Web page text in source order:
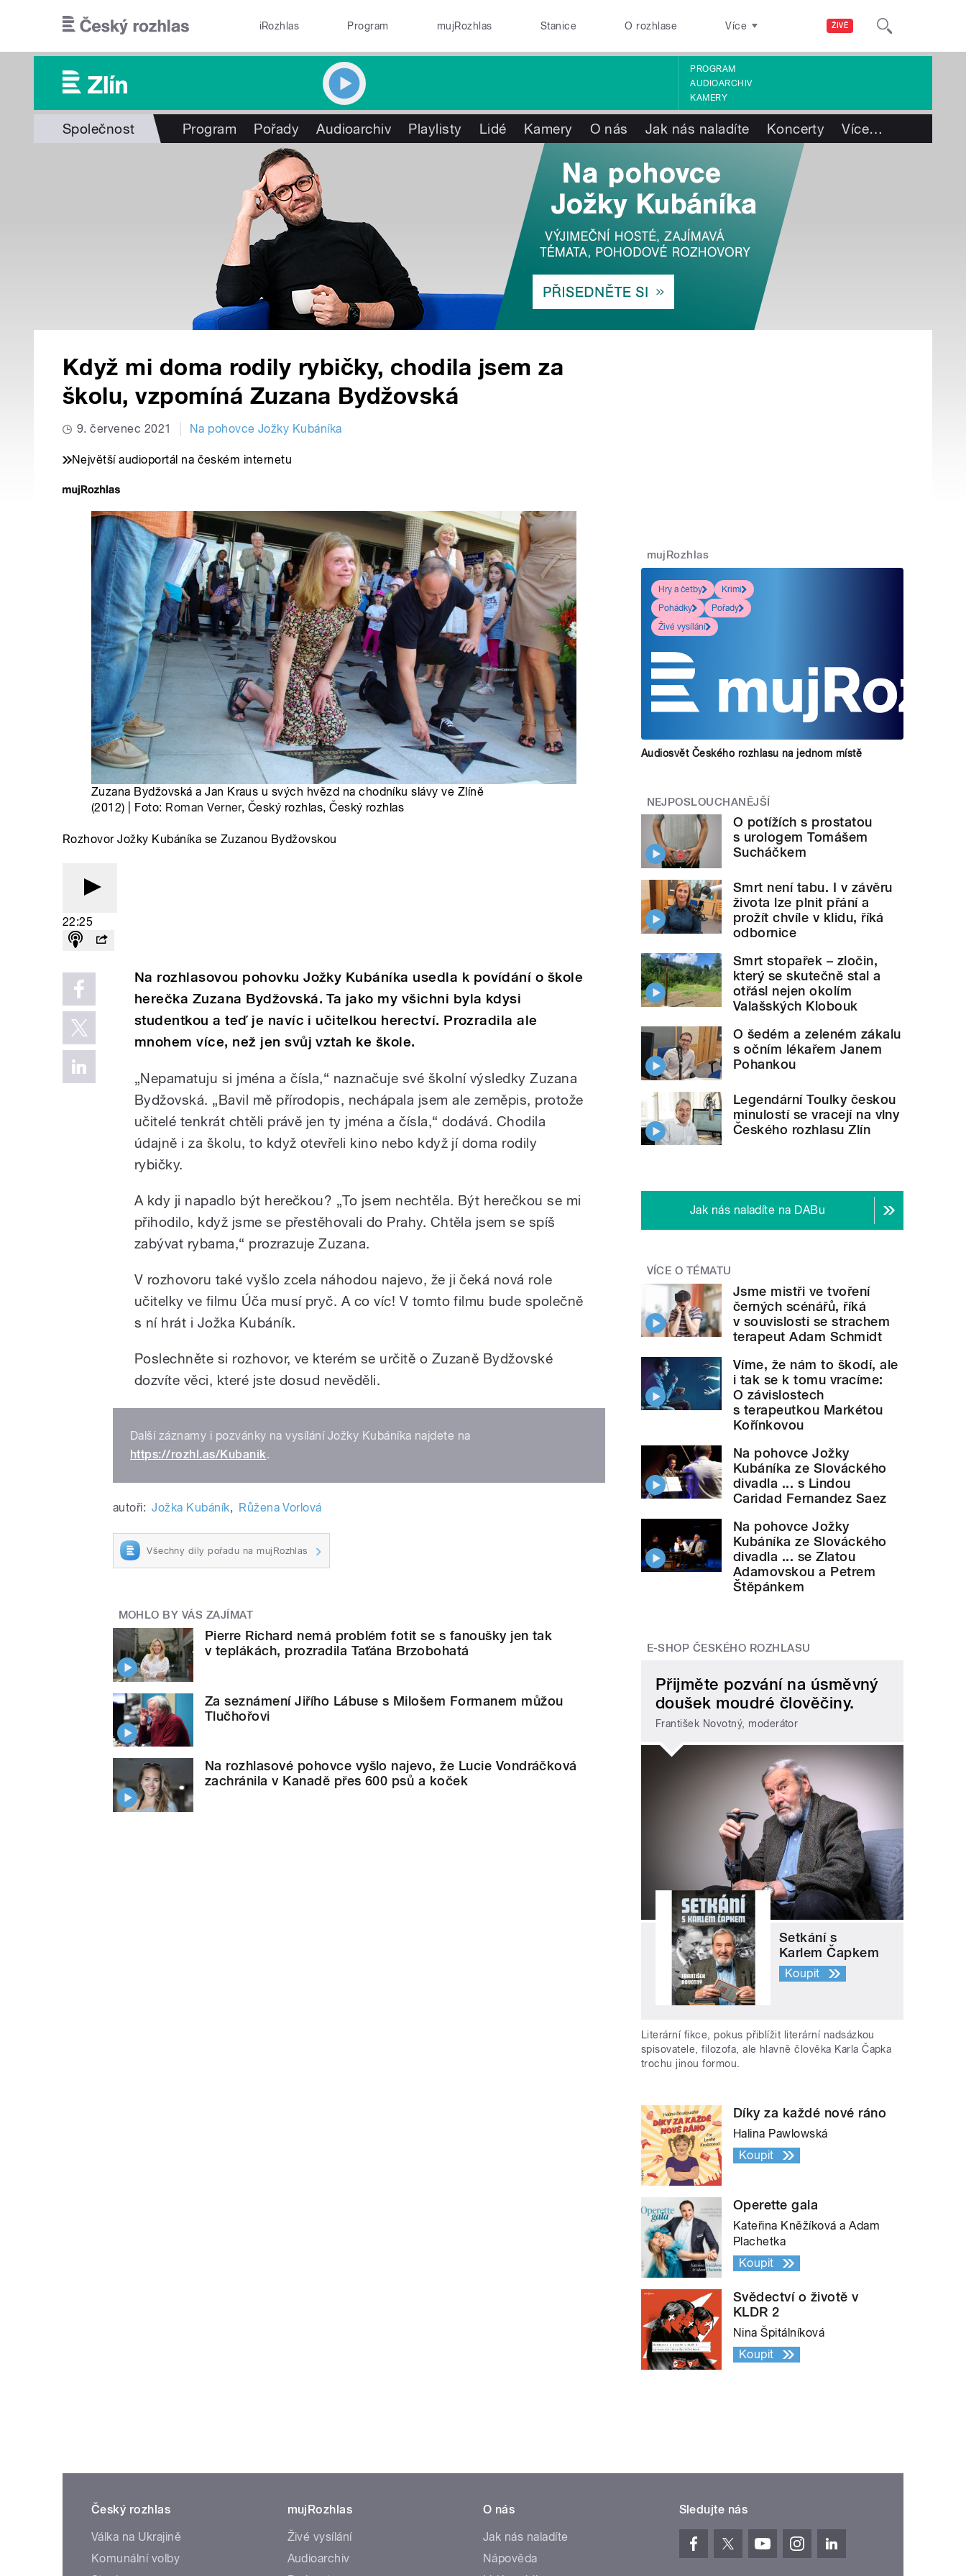
ŽIVĚ
iRozhlas Program mujRozhlas Stanice O rozhlase Více
PROGRAM
AUDIOARCHIV
KAMERY
Společnost Program Pořady Audioarchiv Playlisty Lidé Kamery O nás Jak nás naladíte Koncerty Více…
Když mi doma rodily rybičky, chodila jsem za
školu, vzpomíná Zuzana Bydžovská
9. červenec 2021 Na pohovce Jožky Kubáníka
Největší audioportál na českém internetu
Zuzana Bydžovská a Jan Kraus u svých hvězd na chodníku slávy ve Zlíně
(2012) | Foto: Roman Verner, Český rozhlas, Český rozhlas
Rozhovor Jožky Kubáníka se Zuzanou Bydžovskou
22:25
Na rozhlasovou pohovku Jožky Kubáníka usedla k povídání o škole
herečka Zuzana Bydžovská. Ta jako my všichni byla kdysi
studentkou a teď je navíc i učitelkou herectví. Prozradila ale
mnohem více, než jen svůj vztah ke škole.
„Nepamatuju si jména a čísla,“ naznačuje své školní výsledky Zuzana
Bydžovská. „Bavil mě přírodopis, nechápala jsem ale zeměpis, protože
učitelé tenkrát chtěli právě jen ty jména a čísla,“ dodává. Chodila
údajně i za školu, to když otevřeli kino nebo když jí doma rodily
rybičky.
A kdy ji napadlo být herečkou? „To jsem nechtěla. Být herečkou se mi
přihodilo, když jsme se přestěhovali do Prahy. Chtěla jsem se spíš
zabývat rybama,“ prozrazuje Zuzana.
V rozhovoru také vyšlo zcela náhodou najevo, že ji čeká nová role
učitelky ve filmu Úča musí pryč. A co víc! V tomto filmu bude společně
s ní hrát i Jožka Kubáník.
Poslechněte si rozhovor, ve kterém se určitě o Zuzaně Bydžovské
dozvíte věci, které jste dosud nevěděli.
Další záznamy i pozvánky na vysílání Jožky Kubáníka najdete na
https://rozhl.as/Kubanik.
autoři: Jožka Kubáník, Růžena Vorlová
Všechny díly pořadu na mujRozhlas
MOHLO BY VÁS ZAJÍMAT
Pierre Richard nemá problém fotit se s fanoušky jen tak
v teplákách, prozradila Taťána Brzobohatá
Za seznámení Jiřího Lábuse s Milošem Formanem můžou
Tlučhořovi
Na rozhlasové pohovce vyšlo najevo, že Lucie Vondráčková
zachránila v Kanadě přes 600 psů a koček
mujRozhlas
Hry a četby
Krimi
Pohádky
Pořady
Živé vysílání
Audiosvět Českého rozhlasu na jednom místě
NEJPOSLOUCHANĚJŠÍ
O potížích s prostatou
s urologem Tomášem
Sucháčkem
Smrt není tabu. I v závěru
života lze plnit přání a
prožít chvíle v klidu, říká
odbornice
Smrt stopařek – zločin,
který se skutečně stal a
otřásl nejen okolím
Valašských Klobouk
O šedém a zeleném zákalu
s očním lékařem Janem
Pohankou
Legendární Toulky českou
minulostí se vracejí na vlny
Českého rozhlasu Zlín
Jak nás naladíte na DABu
VÍCE O TÉMATU
Jsme mistři ve tvoření
černých scénářů, říká
v souvislosti se strachem
terapeut Adam Schmidt
Víme, že nám to škodí, ale
i tak se k tomu vracíme:
O závislostech
s terapeutkou Markétou
Kořínkovou
Na pohovce Jožky
Kubáníka ze Slováckého
divadla ... s Lindou
Caridad Fernandez Saez
Na pohovce Jožky
Kubáníka ze Slováckého
divadla ... se Zlatou
Adamovskou a Petrem
Štěpánkem
E-SHOP ČESKÉHO ROZHLASU
Přijměte pozvání na úsměvný
doušek moudré člověčiny.
František Novotný, moderátor
Setkání s
Karlem Čapkem
Koupit
Literární fikce, pokus přiblížit literární nadsázkou
spisovatele, filozofa, ale hlavně člověka Karla Čapka
trochu jinou formou.
Díky za každé nové ráno
Halina Pawlowská
Koupit
Operette gala
Kateřina Kněžíková a Adam
Plachetka
Koupit
Svědectví o životě v
KLDR 2
Nina Špitálníková
Koupit
Český rozhlas
Válka na Ukrajině
Komunální volby
mujRozhlas
Živé vysílání
Audioarchiv
O nás
Jak nás naladíte
Nápověda
Sledujte nás